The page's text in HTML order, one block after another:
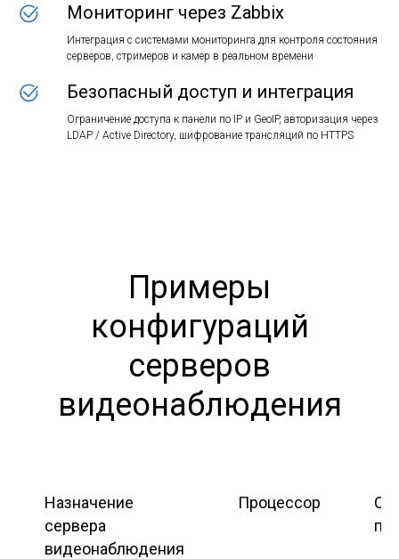
Мониторинг через Zabbix
Интеграция с системами мониторинга для контроля состояния
серверов, стримеров и камер в реальном времени
Безопасный доступ и интеграция
Ограничение доступа к панели по IP и GeoIP, авторизация через
LDAP / Active Directory, шифрование трансляций по HTTPS
Примеры
конфигураций
серверов
видеонаблюдения
Назначение
сервера
видеонаблюдения
Процессор